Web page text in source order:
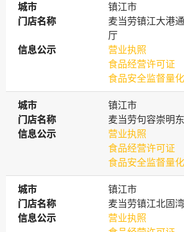
城市
城市
镇江市
门店名称
门店名称
麦当劳镇江大港
厅
信息公示
信息公示
营业执照
食品经营许可证
食品安全监督量
城市
城市
镇江市
门店名称
门店名称
麦当劳句容崇明
信息公示
信息公示
营业执照
食品经营许可证
食品安全监督量
城市
城市
镇江市
门店名称
门店名称
麦当劳镇江北固
信息公示
信息公示
营业执照